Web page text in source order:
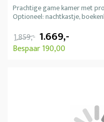
Prachtige game kamer met
Optioneel: nachtkastje,
1.859,- 1.669,-
Bespaar 190,00